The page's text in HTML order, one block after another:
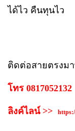
ได้ไว คืนทุนไว
ติดต่อสายตรงม
โทร
ลิงค์ไลน์ >>